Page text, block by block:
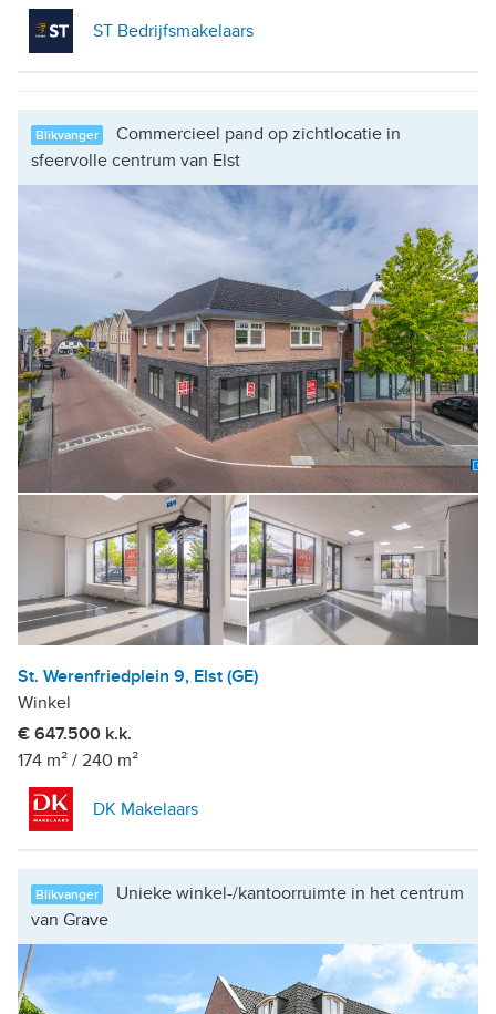
ST Bedrijfsmakelaars
Blikvanger
Commercieel pand op zichtlocatie in
sfeervolle centrum van Elst
St. Werenfriedplein 9, Elst (GE)
Winkel
€ 647.500 k.k.
174 m² / 240 m²
DK Makelaars
Blikvanger
Unieke winkel-/kantoorruimte in het centrum
van Grave